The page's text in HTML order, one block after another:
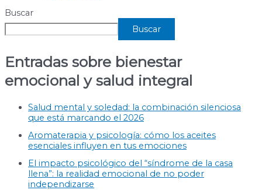
Buscar
Buscar
Entradas sobre bienestar
emocional y salud integral
Salud mental y soledad: la combinación silenciosa
que está marcando el 2026
Aromaterapia y psicología: cómo los aceites
esenciales influyen en tus emociones
El impacto psicológico del “síndrome de la casa
llena”: la realidad emocional de no poder
independizarse